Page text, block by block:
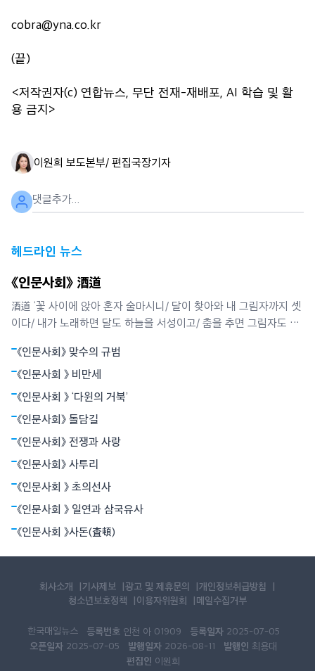
cobra@yna.co.kr
(끝)
<저작권자(c) 연합뉴스, 무단 전재-재배포, AI 학습 및 활
용 금지>
이원희 보도본부/ 편집국장기자
헤드라인 뉴스
《인문사회》 酒道
酒道 ‘꽃 사이에 앉아 혼자 술마시니/ 달이 찾아와 내 그림자까지 셋
이다/ 내가 노래하면 달도 하늘을 서성이고/ 춤을 추면 그림자도 함
히 주선(酒仙)의 경지다. 술은 사람의 그림자와도 같다. 사람이 있는
곳에는 언제나 술이 있었으니 말이다. 그런데 술에 대한 평가는 심
하게 엇갈린다.
《인문사회》 맞수의 규범
《인문사회 》 비만세
《인문사회 》 ‘다윈의 거북’
《인문사회》 돌담길
《인문사회》 전쟁과 사랑
《인문사회》 사투리
《인문사회 》 초의선사
《인문사회 》 일연과 삼국유사
《인문사회 》사돈(査頓)
회사소개 기사제보 광고 및 제휴문의
개인정보취급방침
청소년보호정책
이용자위원회 메일수집거부
한국매일뉴스 등록번호 인천 아 01909 등록일자 2025-07-05
오픈일자 2025-07-05 발행일자 2026-08-11 발행인 최용대
편집인 이원희